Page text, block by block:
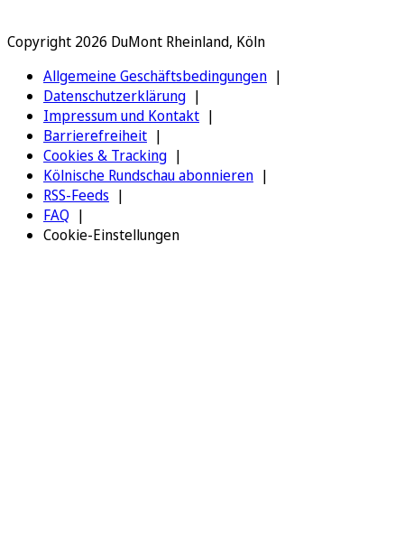
Copyright 2026 DuMont Rheinland, Köln
Allgemeine Geschäftsbedingungen
Datenschutzerklärung
Impressum und Kontakt
Barrierefreiheit
Cookies & Tracking
Kölnische Rundschau abonnieren
RSS-Feeds
FAQ
Cookie-Einstellungen